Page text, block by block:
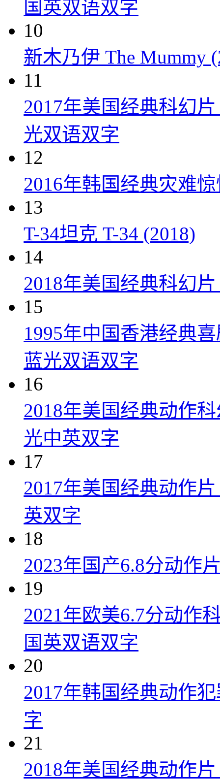
国英双语双字
10
新木乃伊 The Mummy
11
2017年美国经典科幻
光双语双字
12
2016年韩国经典灾难
13
T-34坦克 T-34 (2018)
14
2018年美国经典科幻
15
1995年中国香港经典
蓝光双语双字
16
2018年美国经典动作
光中英双字
17
2017年美国经典动作
英双字
18
2023年国产6.8分动作
19
2021年欧美6.7分动作
国英双语双字
20
2017年韩国经典动作
字
21
2018年美国经典动作